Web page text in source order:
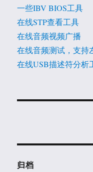
一些IBV BIOS工具
在线STP查看工具
在线音频视频广播
在线音频测试，支持
在线USB描述符分析
归档